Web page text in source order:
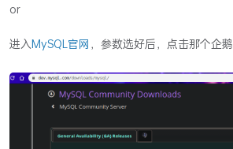
or
进入MySQL官网 ，参数选好后，点击那个企鹅